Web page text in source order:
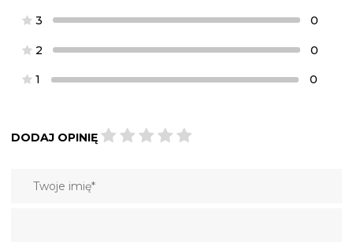
3 0
2 0
1 0
DODAJ OPINIĘ